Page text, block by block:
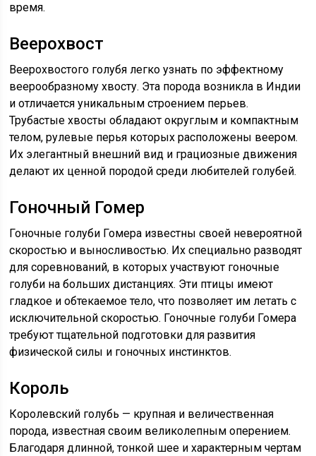
время.
Веерохвост
Веерохвостого голубя легко узнать по эффектному
веерообразному хвосту. Эта порода возникла в Индии
и отличается уникальным строением перьев.
Трубастые хвосты обладают округлым и компактным
телом, рулевые перья которых расположены веером.
Их элегантный внешний вид и грациозные движения
делают их ценной породой среди любителей голубей.
Гоночный Гомер
Гоночные голуби Гомера известны своей невероятной
скоростью и выносливостью. Их специально разводят
для соревнований, в которых участвуют гоночные
голуби на больших дистанциях. Эти птицы имеют
гладкое и обтекаемое тело, что позволяет им летать с
исключительной скоростью. Гоночные голуби Гомера
требуют тщательной подготовки для развития
физической силы и гоночных инстинктов.
Король
Королевский голубь — крупная и величественная
порода, известная своим великолепным оперением.
Благодаря длинной, тонкой шее и характерным чертам